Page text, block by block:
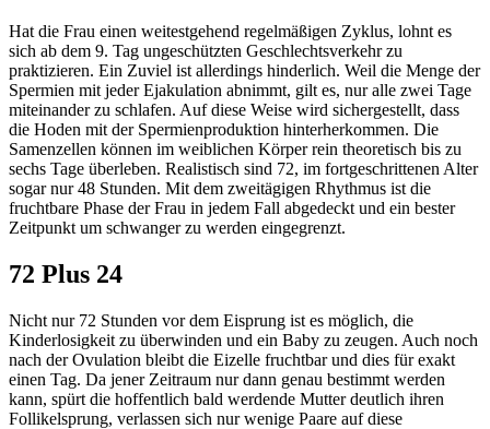
Hat die Frau einen weitestgehend regelmäßigen Zyklus, lohnt es
sich ab dem 9. Tag ungeschützten Geschlechtsverkehr zu
praktizieren. Ein Zuviel ist allerdings hinderlich. Weil die Menge der
Spermien mit jeder Ejakulation abnimmt, gilt es, nur alle zwei Tage
miteinander zu schlafen. Auf diese Weise wird sichergestellt, dass
die Hoden mit der Spermienproduktion hinterherkommen. Die
Samenzellen können im weiblichen Körper rein theoretisch bis zu
sechs Tage überleben. Realistisch sind 72, im fortgeschrittenen Alter
sogar nur 48 Stunden. Mit dem zweitägigen Rhythmus ist die
fruchtbare Phase der Frau in jedem Fall abgedeckt und ein bester
Zeitpunkt um schwanger zu werden eingegrenzt.
72 Plus 24
Nicht nur 72 Stunden vor dem Eisprung ist es möglich, die
Kinderlosigkeit zu überwinden und ein Baby zu zeugen. Auch noch
nach der Ovulation bleibt die Eizelle fruchtbar und dies für exakt
einen Tag. Da jener Zeitraum nur dann genau bestimmt werden
kann, spürt die hoffentlich bald werdende Mutter deutlich ihren
Follikelsprung, verlassen sich nur wenige Paare auf diese